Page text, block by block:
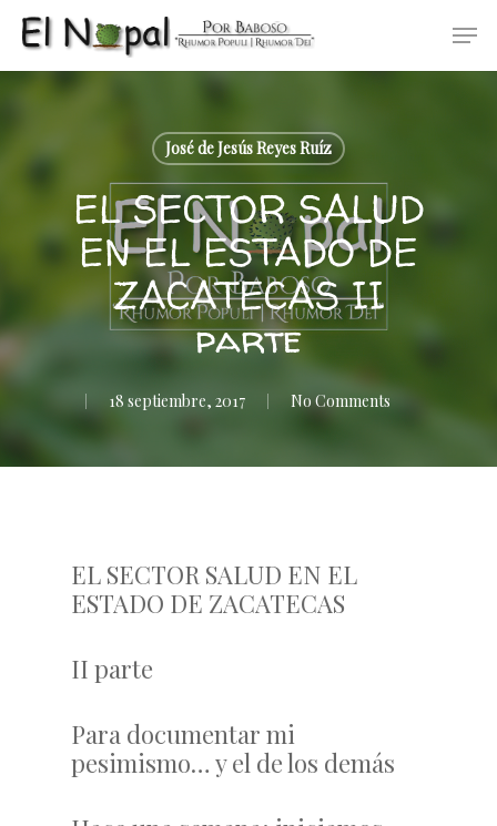
Skip
main
content
José de Jesús Reyes Ruíz
EL SECTOR SALUD
EN EL ESTADO DE
ZACATECAS II
parte
18 septiembre, 2017 No Comments
EL SECTOR SALUD EN EL
ESTADO DE ZACATECAS
II parte
Para documentar mi
pesimismo… y el de los demás